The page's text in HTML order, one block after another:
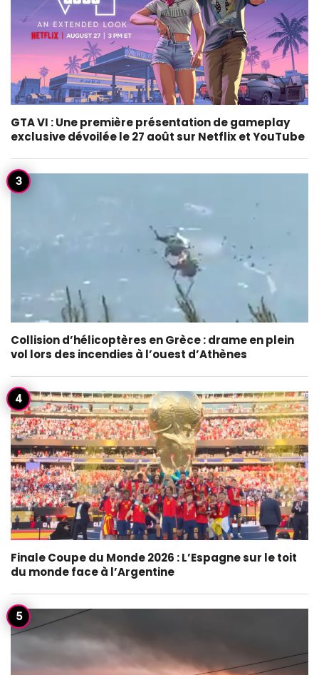
GTA VI : Une première présentation de gameplay
exclusive dévoilée le 27 août sur Netflix et YouTube
Collision d’hélicoptères en Grèce : drame en plein
vol lors des incendies à l’ouest d’Athènes
Finale Coupe du Monde 2026 : L’Espagne sur le toit
du monde face à l’Argentine